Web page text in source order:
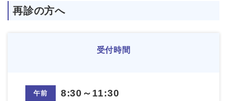
再診の方へ
受付時間
午前 8:30～11:30